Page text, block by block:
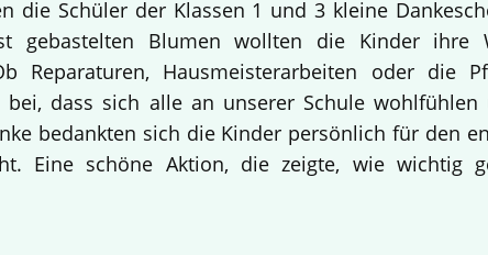
die Schüler der Klassen 1 und 3 kleine
gebastelten Blumen wollten die Kinder ihre
Reparaturen, Hausmeisterarbeiten oder die
dass sich alle an unserer Schule
bedankten sich die Kinder persönlich für den
Eine schöne Aktion, die zeigte, wie wichtig